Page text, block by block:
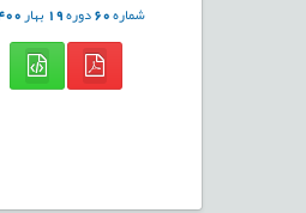
شماره60دوره19 بهار